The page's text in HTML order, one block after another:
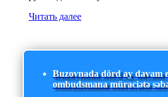
Читать далее
Buzovnada dörd ay davam
ombudsmana müraciətə